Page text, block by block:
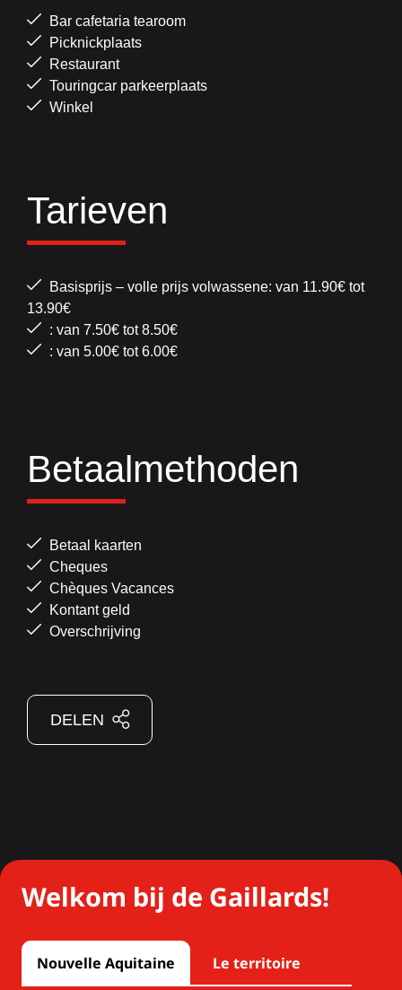
Bar cafetaria tearoom
Picknickplaats
Restaurant
Touringcar parkeerplaats
Winkel
Tarieven
Basisprijs – volle prijs volwassene: van 11.90€ tot
13.90€
: van 7.50€ tot 8.50€
: van 5.00€ tot 6.00€
Betaalmethoden
Betaal kaarten
Cheques
Chèques Vacances
Kontant geld
Overschrijving
DELEN
Welkom bij de Gaillards!
Nouvelle Aquitaine Le territoire